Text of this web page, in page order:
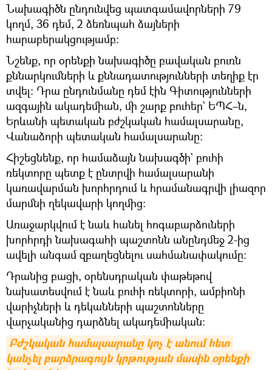
Նախագիծն ընդունվեց պատգամավորների 79
կողմ, 36 դեմ, 2 ձեռնպահ ձայների
հարաբերակցությամբ։
Նշենք, որ օրենքի նախագիծը բավական բուռն
քննարկումների և քննադատությունների տեղիք էր
տվել։ Դրա ընդունմանը դեմ էին Գիտությունների
ազգային ակադեմիան, մի շարք բուհեր` ԵՊՀ–ն,
Երևանի պետական բժշկական համալսարանը,
Վանաձորի պետական համալսարանը։
Հիշեցնենք, որ համաձայն նախագծի` բուհի
ռեկտորը պետք է ընտրվի համալսարանի
կառավարման խորհրդում և հրամանագրվի լիազոր
մարմնի ղեկավարի կողմից:
Առաջարկվում է նաև հանել հոգաբարձուների
խորհրդի նախագահի պաշտոնն անընդմեջ 2-ից
ավելի անգամ զբաղեցնելու սահմանափակումը:
Դրանից բացի, օրենսդրական փաթեթով
նախատեսվում է նաև բուհի ռեկտորի, ամբիոնի
վարիչների և դեկանների պաշտոնները
վարչականից դարձնել ակադեմիական:
Բժշկական համալսարանը կոչ է անում հետ
կանչել բարձրագույն կրթության մասին օրենքի